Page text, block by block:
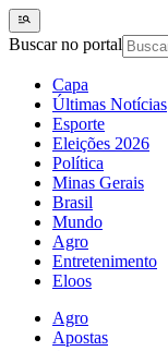
Buscar no portal
Capa
Últimas Notícias
Esporte
Eleições 2026
Política
Minas Gerais
Brasil
Mundo
Agro
Entretenimento
Eloos
Agro
Apostas